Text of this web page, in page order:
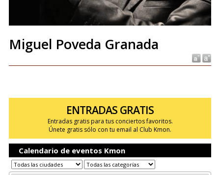
Miguel Poveda Granada
ENTRADAS GRATIS
Entradas gratis para tus conciertos favoritos.
Únete gratis sólo con tu email al Club Kmon.
Calendario de eventos Kmon